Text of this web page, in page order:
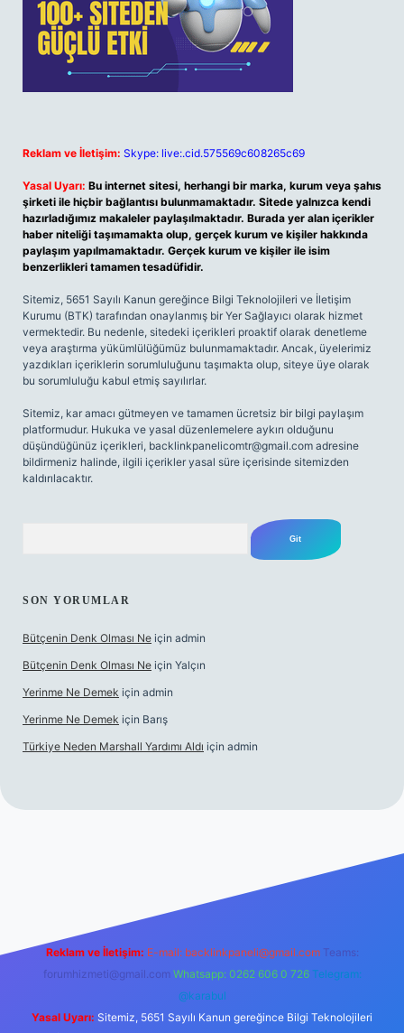
Reklam ve İletişim: Skype: live:.cid.575569c608265c69
Yasal Uyarı: Bu internet sitesi, herhangi bir marka, kurum veya şahıs
şirketi ile hiçbir bağlantısı bulunmamaktadır. Sitede yalnızca kendi
hazırladığımız makaleler paylaşılmaktadır. Burada yer alan içerikler
haber niteliği taşımamakta olup, gerçek kurum ve kişiler hakkında
paylaşım yapılmamaktadır. Gerçek kurum ve kişiler ile isim
benzerlikleri tamamen tesadüfidir.
Sitemiz, 5651 Sayılı Kanun gereğince Bilgi Teknolojileri ve İletişim
Kurumu (BTK) tarafından onaylanmış bir Yer Sağlayıcı olarak hizmet
vermektedir. Bu nedenle, sitedeki içerikleri proaktif olarak denetleme
veya araştırma yükümlülüğümüz bulunmamaktadır. Ancak, üyelerimiz
yazdıkları içeriklerin sorumluluğunu taşımakta olup, siteye üye olarak
bu sorumluluğu kabul etmiş sayılırlar.
Sitemiz, kar amacı gütmeyen ve tamamen ücretsiz bir bilgi paylaşım
platformudur. Hukuka ve yasal düzenlemelere aykırı olduğunu
düşündüğünüz içerikleri, backlinkpanelicomtr@gmail.com adresine
bildirmeniz halinde, ilgili içerikler yasal süre içerisinde sitemizden
kaldırılacaktır.
SON YORUMLAR
Bütçenin Denk Olması Ne için admin
Bütçenin Denk Olması Ne için Yalçın
Yerinme Ne Demek için admin
Yerinme Ne Demek için Barış
Türkiye Neden Marshall Yardımı Aldı için admin
hiltonbet yeni giriş
Reklam ve İletişim: E-mail: backlinkpaneli@gmail.com Teams:
forumhizmeti@gmail.com Whatsapp: 0262 606 0 726 Telegram:
@karabul
Yasal Uyarı: Sitemiz, 5651 Sayılı Kanun gereğince Bilgi Teknolojileri